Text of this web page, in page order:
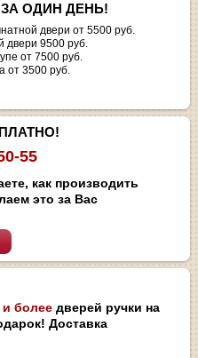
ОДИН ДЕНЬ!
двери от 5500 руб.
двери 9500 руб.
от 7500 руб.
от 3500 руб.
55
как производить
это за Вас
и более дверей ручки на
Доставка